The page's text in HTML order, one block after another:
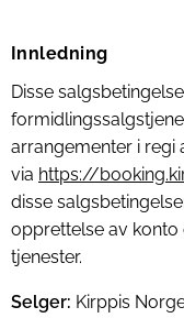
Innledning
Disse
arrangementer i regi
via https://
disse
opprettelse av
tjenester.
Selger: Kirppis